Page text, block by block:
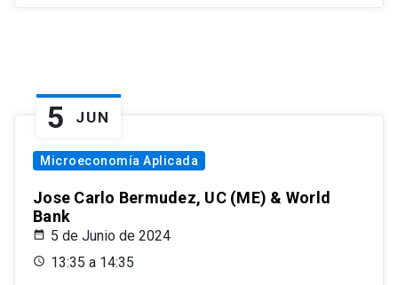
5 JUN
Microeconomía Aplicada
Jose Carlo Bermudez, UC (ME) & World
Bank
5 de Junio de 2024
13:35 a 14:35